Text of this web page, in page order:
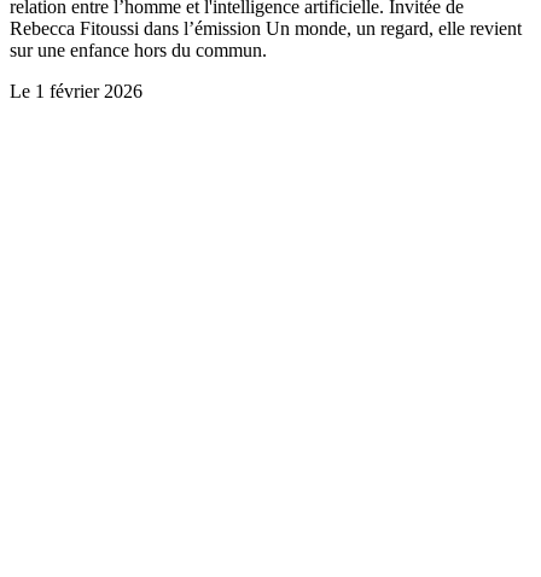
relation entre l’homme et l'intelligence artificielle. Invitée de
Rebecca Fitoussi dans l’émission Un monde, un regard, elle revient
sur une enfance hors du commun.
Le 1 février 2026